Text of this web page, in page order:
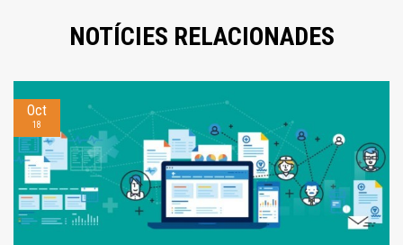
NOTÍCIES RELACIONADES
Oct
18